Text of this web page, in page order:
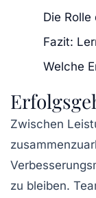
Die
Fazit:
Welche
Zwischen
zu bleiben.